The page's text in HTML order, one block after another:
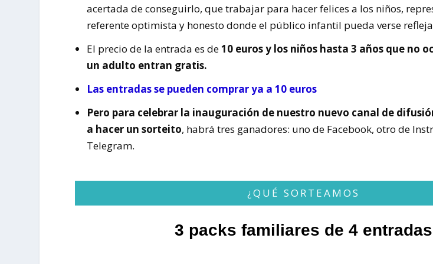
acertada de conseguirlo, que trabajar para hacer felices a los niños,
referente optimista y honesto donde el público infantil pueda verse
El precio de la entrada es de10 euros y los niños hasta 3 años que no
un adulto entran gratis.
Las entradas se pueden comprar ya a 10 euros
Pero para celebrar la inauguración de nuestro nuevo canal de
a hacer un sorteito, habrá tres ganadores: uno de Facebook, otro de
Telegram.
¿QUÉ SORTEAMOS
3 packs familiares de 4 entradas